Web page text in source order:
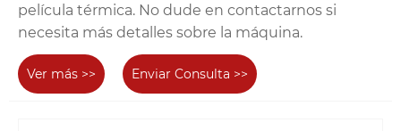
película térmica. No dude en contactarnos si
necesita más detalles sobre la máquina.
Ver más >> Enviar Consulta >>